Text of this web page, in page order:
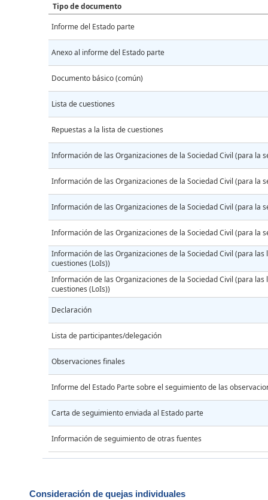
Tipo de documento
Informe del Estado parte
Anexo al informe del Estado parte
Documento básico (común)
Lista de cuestiones
Repuestas a la lista de cuestiones
Información de las Organizaciones de la Sociedad Civil (para la
Información de las Organizaciones de la Sociedad Civil (para la
Información de las Organizaciones de la Sociedad Civil (para la
Información de las Organizaciones de la Sociedad Civil (para la
Información de las Organizaciones de la Sociedad Civil (para las
cuestiones (LoIs))
Información de las Organizaciones de la Sociedad Civil (para las
cuestiones (LoIs))
Declaración
Lista de participantes/delegación
Observaciones finales
Informe del Estado Parte sobre el seguimiento de las
Carta de seguimiento enviada al Estado parte
Información de seguimiento de otras fuentes
Consideración de quejas individuales